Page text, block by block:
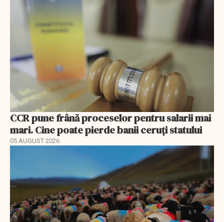
CCR pune frână proceselor pentru salarii mai
mari. Cine poate pierde banii ceruți statului
05 AUGUST 2026